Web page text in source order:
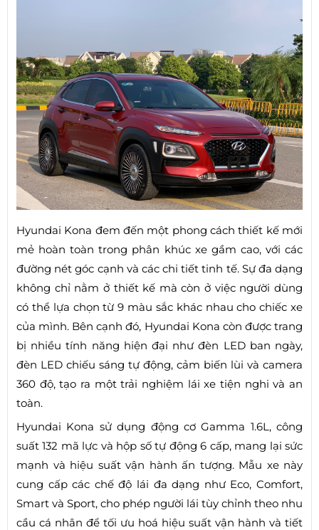
Hyundai Kona đem đến một phong cách thiết kế mới
mẻ hoàn toàn trong phân khúc xe gầm cao, với các
đường nét góc cạnh và các chi tiết tinh tế. Sự đa dạng
không chỉ nằm ở thiết kế mà còn ở việc người dùng
có thể lựa chọn từ 9 màu sắc khác nhau cho chiếc xe
của mình. Bên cạnh đó, Hyundai Kona còn được trang
bị nhiều tính năng hiện đại như đèn LED ban ngày,
đèn LED chiếu sáng tự động, cảm biến lùi và camera
360 độ, tạo ra một trải nghiệm lái xe tiện nghi và an
toàn.
Hyundai Kona sử dụng động cơ Gamma 1.6L, công
suất 132 mã lực và hộp số tự động 6 cấp, mang lại sức
mạnh và hiệu suất vận hành ấn tượng. Mẫu xe này
cung cấp các chế độ lái đa dạng như Eco, Comfort,
Smart và Sport, cho phép người lái tùy chỉnh theo nhu
cầu cá nhân để tối ưu hoá hiệu suất vận hành và tiết